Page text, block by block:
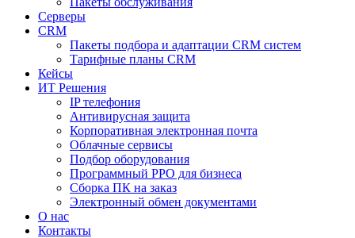
Серверы
CRM
Пакеты подбора и адаптации CRM систем
Тарифные планы CRM
Кейсы
ИТ Решения
IP телефония
Антивирусная защита
Корпоративная электронная почта
Облачные сервисы
Подбор оборудования
Программный РРО для бизнеса
Сборка ПК на заказ
Электронный обмен документами
О нас
Контакты